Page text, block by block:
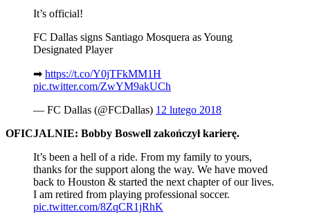
It’s official!
FC Dallas signs Santiago Mosquera as Young
Designated Player
➡ https://t.co/Y0jTFkMM1H
pic.twitter.com/ZwYM9akUCh
— FC Dallas (@FCDallas) 12 lutego 2018
OFICJALNIE: Bobby Boswell zakończył karierę.
It’s been a hell of a ride. From my family to yours,
thanks for the support along the way. We have moved
back to Houston & started the next chapter of our lives.
I am retired from playing professional soccer.
pic.twitter.com/8ZqCR1jRhK